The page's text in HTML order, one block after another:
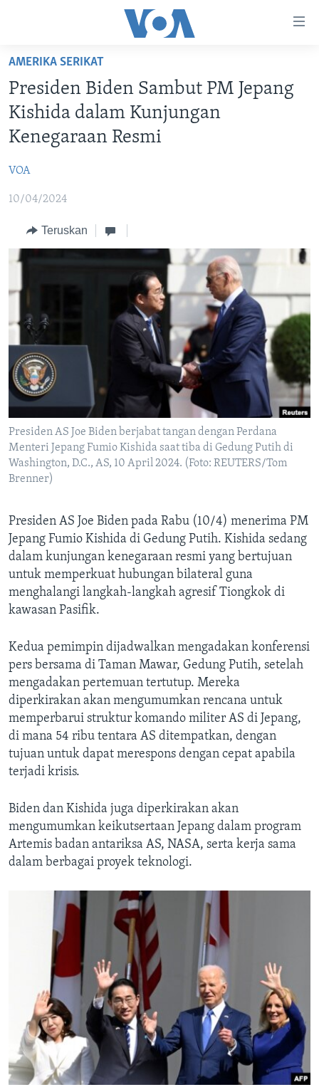
Akses
Lanjut
ke
Konten
Utama
ke
Utama
Lanjut
Pencarian
BERANDA
DUNIA
VIDEO
DAFTAR PROGRAM
IKUTI KAMI
Bahasa-bahasa
AMERIKA SERIKAT
Presiden Biden Sambut PM Jepang
Kishida dalam Kunjungan
Kenegaraan Resmi
VOA
10/04/2024
Teruskan
Presiden AS Joe Biden berjabat tangan dengan Perdana
Menteri Jepang Fumio Kishida saat tiba di Gedung Putih di
Washington, D.C., AS, 10 April 2024. (Foto: REUTERS/Tom
Brenner)
Presiden AS Joe Biden pada Rabu (10/4) menerima PM
Jepang Fumio Kishida di Gedung Putih. Kishida sedang
dalam kunjungan kenegaraan resmi yang bertujuan
untuk memperkuat hubungan bilateral guna
menghalangi langkah-langkah agresif Tiongkok di
kawasan Pasifik.
Kedua pemimpin dijadwalkan mengadakan konferensi
pers bersama di Taman Mawar, Gedung Putih, setelah
mengadakan pertemuan tertutup. Mereka
diperkirakan akan mengumumkan rencana untuk
memperbarui struktur komando militer AS di Jepang,
di mana 54 ribu tentara AS ditempatkan, dengan
tujuan untuk dapat merespons dengan cepat apabila
terjadi krisis.
Biden dan Kishida juga diperkirakan akan
mengumumkan keikutsertaan Jepang dalam program
Artemis badan antariksa AS, NASA, serta kerja sama
dalam berbagai proyek teknologi.